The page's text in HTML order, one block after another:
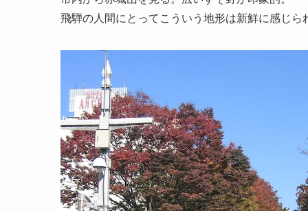
飛騨の人間にとってこういう地形は新鮮に感じら